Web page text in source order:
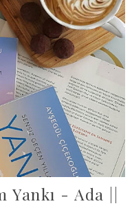
Yankı - Ada ||